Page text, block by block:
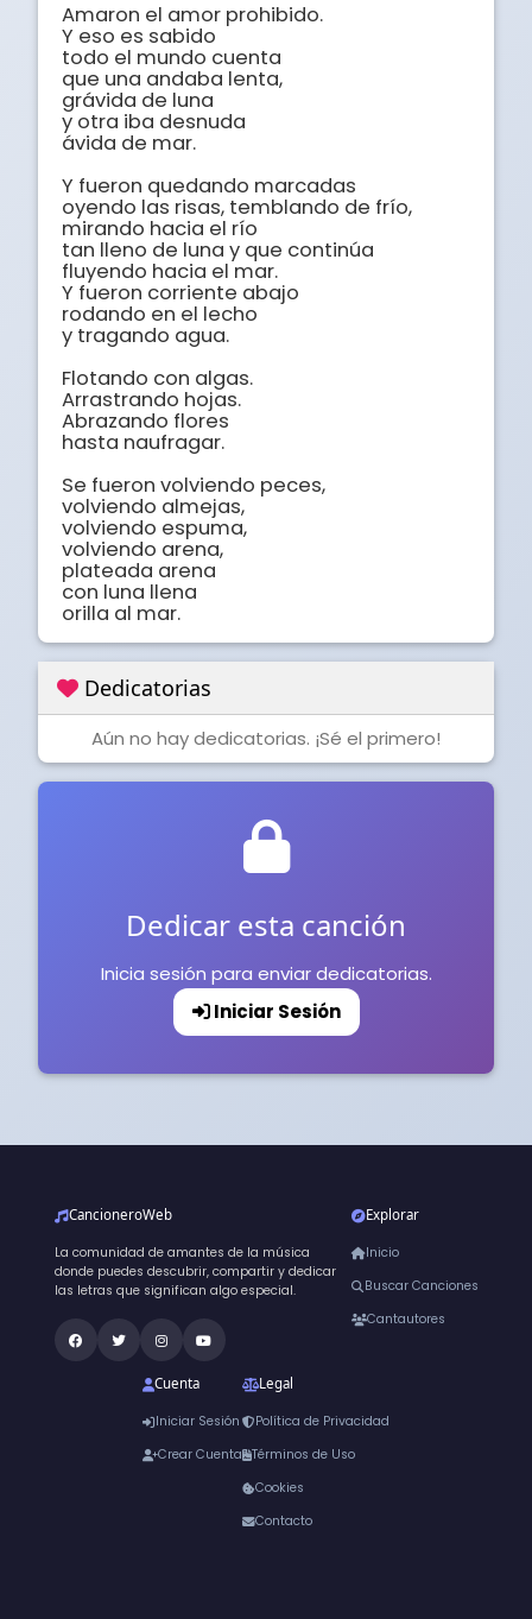
Amaron el amor prohibido.
Y eso es sabido
todo el mundo cuenta
que una andaba lenta,
grávida de luna
y otra iba desnuda
ávida de mar.
Y fueron quedando marcadas
oyendo las risas, temblando de frío,
mirando hacia el río
tan lleno de luna y que continúa
fluyendo hacia el mar.
Y fueron corriente abajo
rodando en el lecho
y tragando agua.
Flotando con algas.
Arrastrando hojas.
Abrazando flores
hasta naufragar.
Se fueron volviendo peces,
volviendo almejas,
volviendo espuma,
volviendo arena,
plateada arena
con luna llena
orilla al mar.
Dedicatorias
Aún no hay dedicatorias. ¡Sé el primero!
Dedicar esta canción
Inicia sesión para enviar dedicatorias.
Iniciar Sesión
CancioneroWeb
La comunidad de amantes de la música
donde puedes descubrir, compartir y dedicar
las letras que significan algo especial.
Explorar
Inicio
Buscar Canciones
Cantautores
Cuenta
Iniciar Sesión
Crear Cuenta
Legal
Política de Privacidad
Términos de Uso
Cookies
Contacto